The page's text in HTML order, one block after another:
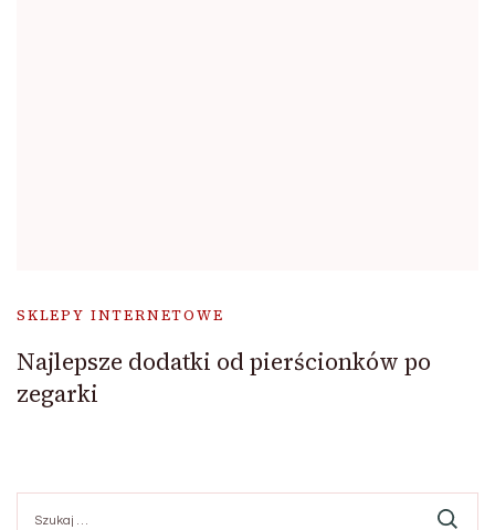
SKLEPY INTERNETOWE
Najlepsze dodatki od pierścionków po
zegarki